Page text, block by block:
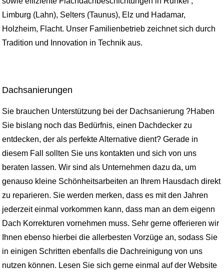
Limburg (Lahn), Selters (Taunus), Elz und Hadamar,
Holzheim, Flacht. Unser Familienbetrieb zeichnet sich durch
Tradition und Innovation in Technik aus.
Dachsanierungen
Sie brauchen Unterstützung bei der Dachsanierung ?Haben
Sie bislang noch das Bedürfnis, einen Dachdecker zu
entdecken, der als perfekte Alternative dient? Gerade in
diesem Fall sollten Sie uns kontakten und sich von uns
beraten lassen. Wir sind als Unternehmen dazu da, um
genauso kleine Schönheitsarbeiten an Ihrem Hausdach direkt
zu reparieren. Sie werden merken, dass es mit den Jahren
jederzeit einmal vorkommen kann, dass man an dem eigenn
Dach Korrekturen vornehmen muss. Sehr gerne offerieren wir
Ihnen ebenso hierbei die allerbesten Vorzüge an, sodass Sie
in einigen Schritten ebenfalls die Dachreinigung von uns
nutzen können. Lesen Sie sich gerne einmal auf der Website